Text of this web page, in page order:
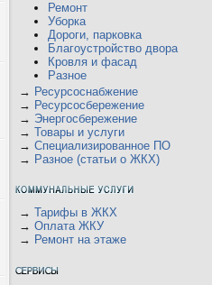
Ремонт
Уборка
Дороги, парковка
Благоустройство двора
Кровля и фасад
Разное
→ Ресурсоснабжение
→ Ресурсосбережение
→ Энергосбережение
→ Товары и услуги
→ Специализированное ПО
→ Разное (статьи о ЖКХ)
→ Тарифы в ЖКХ
→ Оплата ЖКУ
→ Ремонт на этаже